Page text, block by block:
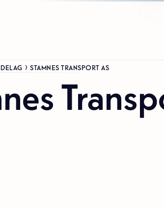
STAMNES TRANSPORT AS